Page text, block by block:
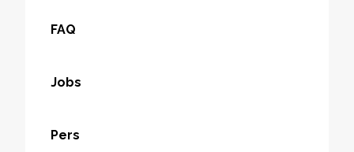
FAQ
Jobs
Pers